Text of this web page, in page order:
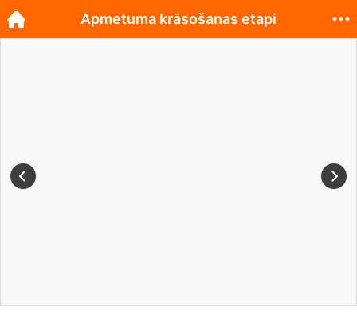
Apmetuma krāsošanas etapi